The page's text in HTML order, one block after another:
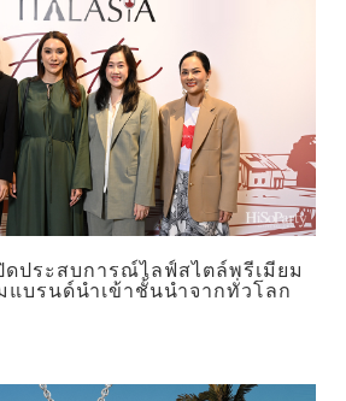
ปิดประสบการณ์ไลฟ์สไตล์พรีเมียม
แบรนด์นำเข้าชั้นนำจากทั่วโลก